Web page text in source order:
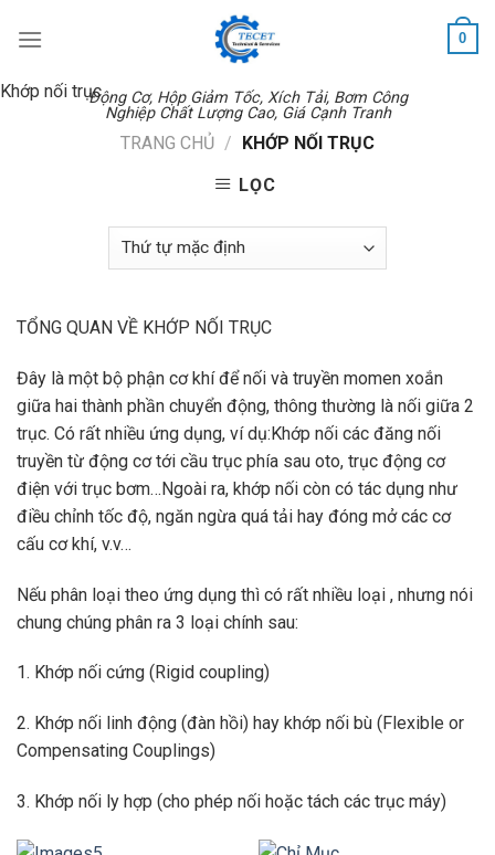
Động Cơ, Hộp Giảm Tốc, Xích Tải, Bơm Công
Nghiệp Chất Lượng Cao, Giá Cạnh Tranh
0
Khớp nối trục
TRANG CHỦ / KHỚP NỐI TRỤC
LỌC
TỔNG QUAN VỀ KHỚP NỐI TRỤC
Đây là một bộ phận cơ khí để nối và truyền momen xoắn
giữa hai thành phần chuyển động, thông thường là nối giữa 2
trục. Có rất nhiều ứng dụng, ví dụ:Khớp nối các đăng nối
truyền từ động cơ tới cầu trục phía sau oto, trục động cơ
điện với trục bơm…Ngoài ra, khớp nối còn có tác dụng như
điều chỉnh tốc độ, ngăn ngừa quá tải hay đóng mở các cơ
cấu cơ khí, v.v…
Nếu phân loại theo ứng dụng thì có rất nhiều loại , nhưng nói
chung chúng phân ra 3 loại chính sau:
1. Khớp nối cứng (Rigid coupling)
2. Khớp nối linh động (đàn hồi) hay khớp nối bù (Flexible or
Compensating Couplings)
3. Khớp nối ly hợp (cho phép nối hoặc tách các trục máy)